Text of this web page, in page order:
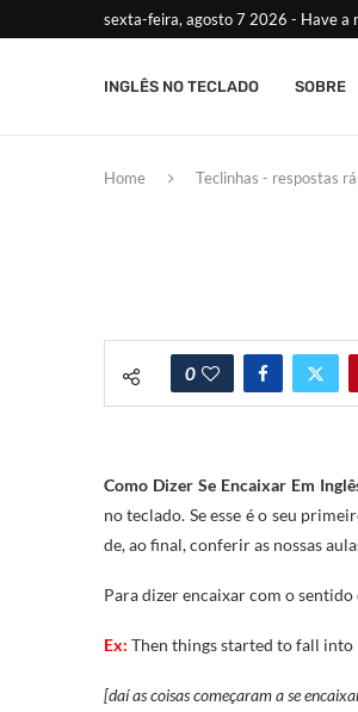
sexta-feira, agosto 7 2026 - Have a
INGLÊS NO TECLADO SOBRE
Home Teclinhas - respostas
0
Como Dizer Se Encaixar Em
no teclado. Se esse é o seu
de, ao final, conferir as nossas
Para dizer encaixar com o
Ex: Then things started to fall into
[daí as coisas começaram a se